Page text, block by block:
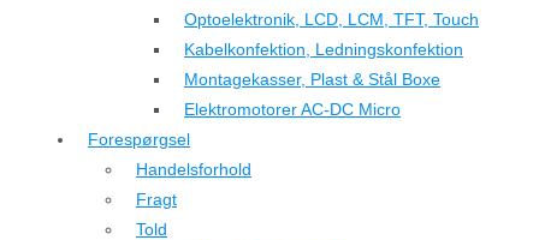
Optoelektronik, LCD, LCM, TFT, Touch
Kabelkonfektion, Ledningskonfektion
Montagekasser, Plast & Stål Boxe
Elektromotorer AC-DC Micro
Forespørgsel
Handelsforhold
Fragt
Told